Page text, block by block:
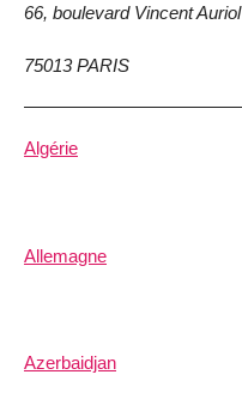
66, boulevard Vincent Auriol
75013 PARIS
Algérie
Allemagne
Azerbaidjan